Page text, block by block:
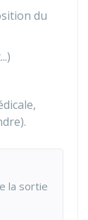
du
la sortie